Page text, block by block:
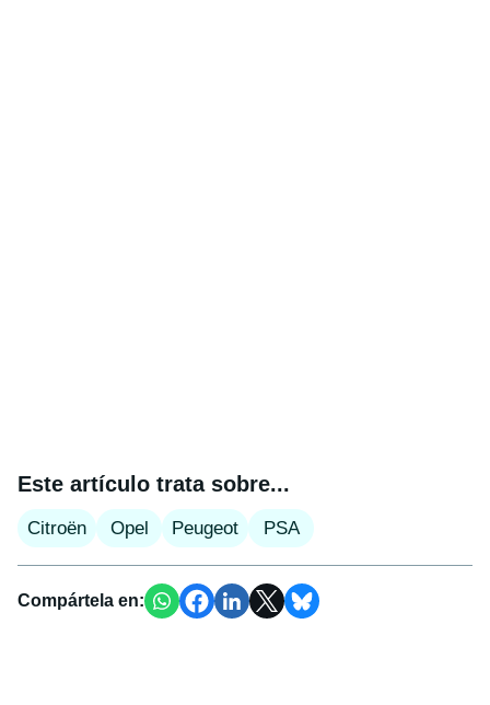
Este artículo trata sobre...
Citroën Opel Peugeot PSA
Compártela en: